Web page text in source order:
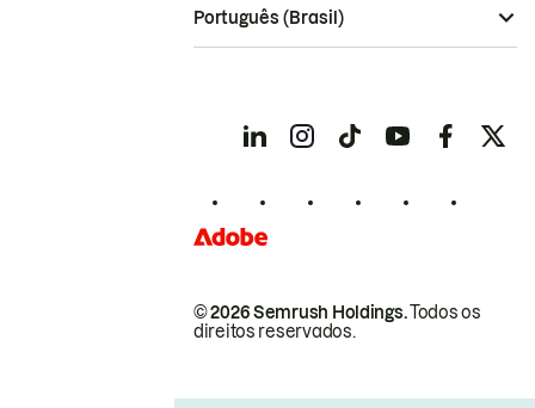
© 2026 Semrush Holdings.Todos os
direitos reservados.
Português (Brasil)